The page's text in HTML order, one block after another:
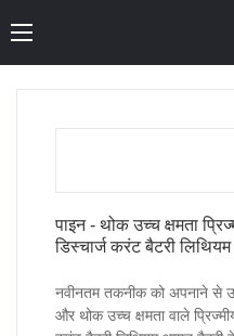
पाइन - थोक उच्च क्षमता
डिस्चार्ज करंट बैटरी
नवीनतम तकनीक को अपनाने से
और थोक उच्च क्षमता वाले